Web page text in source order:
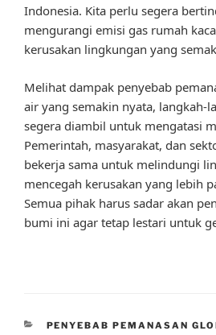
Indonesia. Kita perlu segera
mengurangi emisi gas rumah
kerusakan lingkungan yang
Melihat dampak penyebab
air yang semakin nyata, langkah-
segera diambil untuk mengatasi
Pemerintah, masyarakat, dan
bekerja sama untuk melindungi
mencegah kerusakan yang lebih
Semua pihak harus sadar akan
bumi ini agar tetap lestari untuk
CATEGORIES
PENYEBAB PEMANASAN